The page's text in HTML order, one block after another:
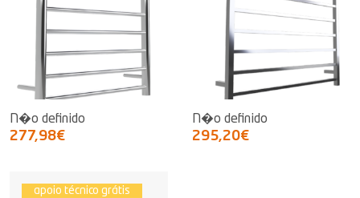
N�o definido
277,98€
N�o definido
295,20€
apoio técnico grátis